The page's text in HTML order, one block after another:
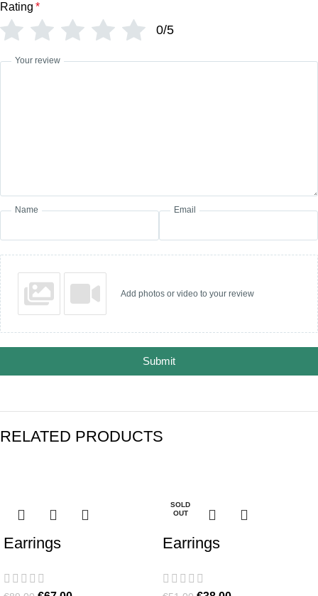
Rating *
0/5
Your review
Name Email
Add photos or video to your review
Submit
RELATED PRODUCTS
Earrings
SOLD
OUT
Earrings